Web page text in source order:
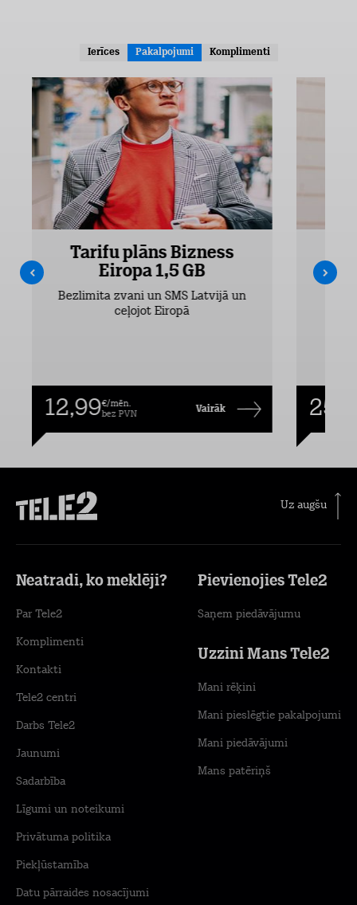
Ierīces Pakalpojumi Komplimenti
Tarifu plāns Bizness
Eiropa 1,5 GB
Bezlimita zvani un SMS Latvijā un
ceļojot Eiropā
12,99€/mēn.
bez PVN
Vairāk
Uz augšu
Neatradi, ko meklēji?
Par Tele2
Komplimenti
Kontakti
Tele2 centri
Darbs Tele2
Jaunumi
Sadarbība
Līgumi un noteikumi
Privātuma politika
Piekļūstamība
Datu pārraides nosacījumi
Pievienojies Tele2
Saņem piedāvājumu
Uzzini Mans Tele2
Mani rēķini
Mani pieslēgtie pakalpojumi
Mani piedāvājumi
Mans patēriņš